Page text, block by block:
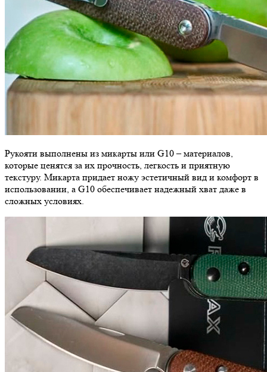
Рукояти выполнены из микарты или G10 – материалов,
которые ценятся за их прочность, легкость и приятную
текстуру. Микарта придает ножу эстетичный вид и комфорт в
использовании, а G10 обеспечивает надежный хват даже в
сложных условиях.